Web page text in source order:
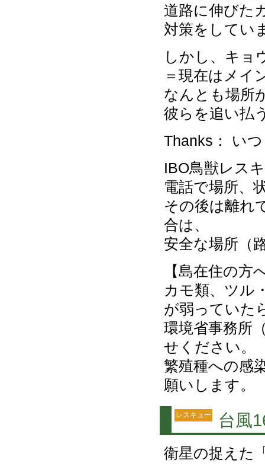
道路に伸びた
対策をしてい
しかし、キョ
＝現在はメイ
なんとも場所
彼らを追い払
Thanks： い
IBO鳥獣レス
電話で場所、
その後は離れ
合は、
安全な場所（
【島在住の
カモ類、ツル
が弱っていた
環境省事務所
せください。
繁殖種への感
願いします。
レスキュー 台風
衛星の捉えた